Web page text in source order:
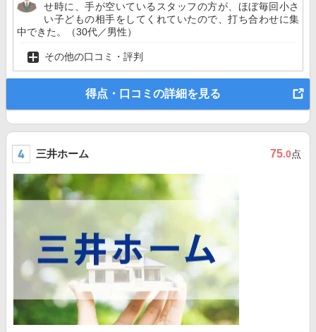
せ時に、手が空いているスタッフの方が、ほぼ毎回小さ
い子どもの相手をしてくれていたので、打ち合わせに集
中できた。（30代／男性）
その他の口コミ・評判
得点・口コミの詳細を見る
三井ホーム 75.0点